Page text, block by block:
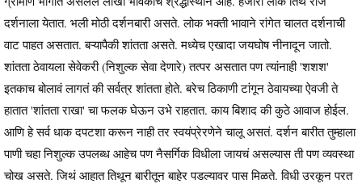
दर्शनाला येतात. भली मोठी दर्शनबारी असते. लोक भक्ती भावाने रांगेत चालत दर्शनाची
वाट पाहत असतात. बऱ्यापैकी शांतता असते. मध्येच एखादा जयघोष नीनादून जातो.
शांतता ठेवायला सेवेकरी (निशुल्क सेवा देणारे) तत्पर असतात पण त्यांनाही 'शशश'
इतकाच बोलावं लागतं की सर्वत्र शांतता होते. बरेच ठिकाणी टांगून ठेवायच्या ऐवजी ते
हातात 'शांतता राखा' चा फलक घेऊन उभे राहतात. काय बिशाद की कुठे आवाज होईल.
आणि हे सर्व धाक दपटशा करून नाही तर स्वयंप्रेरणेने चालू असतं. दर्शन बारीत तुम्हाला
पाणी चहा निशुल्क उपलब्ध आहेच पण नैसर्गिक विधीला जायचं असल्यास ती पण व्यवस्था
चोख असते. जिथं आहात तिथून बारीतून बाहेर पडल्यावर पास मिळते. विधी उरकून परत